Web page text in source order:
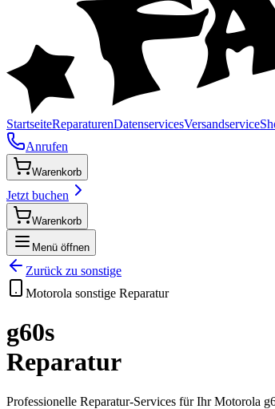
StartseiteReparaturenDatenservicesVersandservice
Anrufen
Warenkorb
Jetzt buchen
Warenkorb
Menü öffnen
Zurück zu sonstige
Motorola sonstige Reparatur
g60s
Reparatur
Professionelle Reparatur-Services für IhrMotorola